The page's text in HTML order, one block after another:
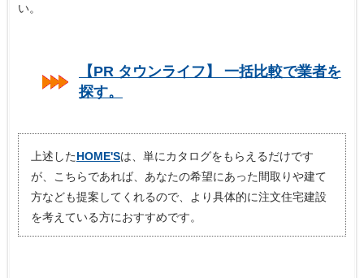
い。
【PR タウンライフ】 一括比較で業者を
探す。
上述したHOME'Sは、単にカタログをもらえるだけです
が、こちらであれば、あなたの希望にあった間取りや建て
方なども提案してくれるので、より具体的に注文住宅建設
を考えている方におすすめです。